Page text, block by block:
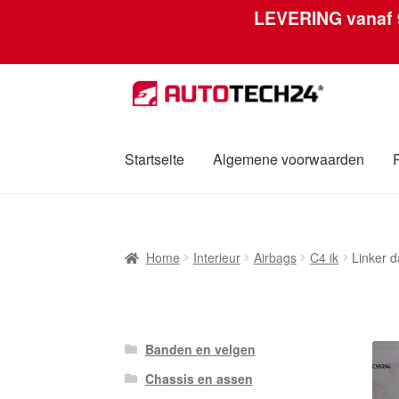
LEVERING vanaf
Ga
door
navigatie
Ga
naar
inhoud
Startseite Algemene voorwaarden
Over ons PrivacybeleidWereldwijde
Home Interieur Airbags C4 ik Linker
Banden en velgen
Chassis en assen